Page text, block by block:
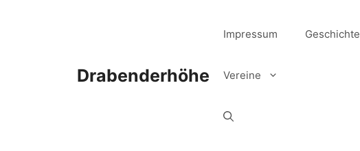
Drabenderhöhe
Impressum Geschichte
Vereine